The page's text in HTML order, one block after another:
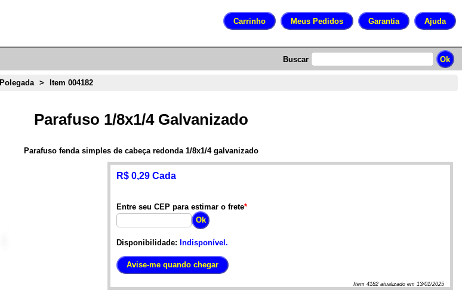
Buscar
Polegada > Item 004182
Parafuso 1/8x1/4 Galvanizado
Parafuso fenda simples de cabeça redonda 1/8x1/4 galvanizado
R$ 0,29 Cada
Entre seu CEP para estimar o frete*
Disponibilidade: Indisponível.
Item4182 atualizado em 13/01/2025